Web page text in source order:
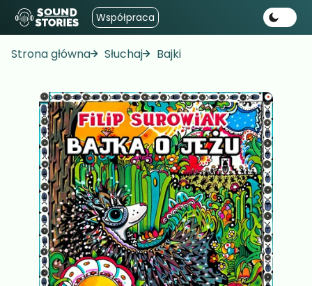
Współpraca
Strona główna Słuchaj Bajki